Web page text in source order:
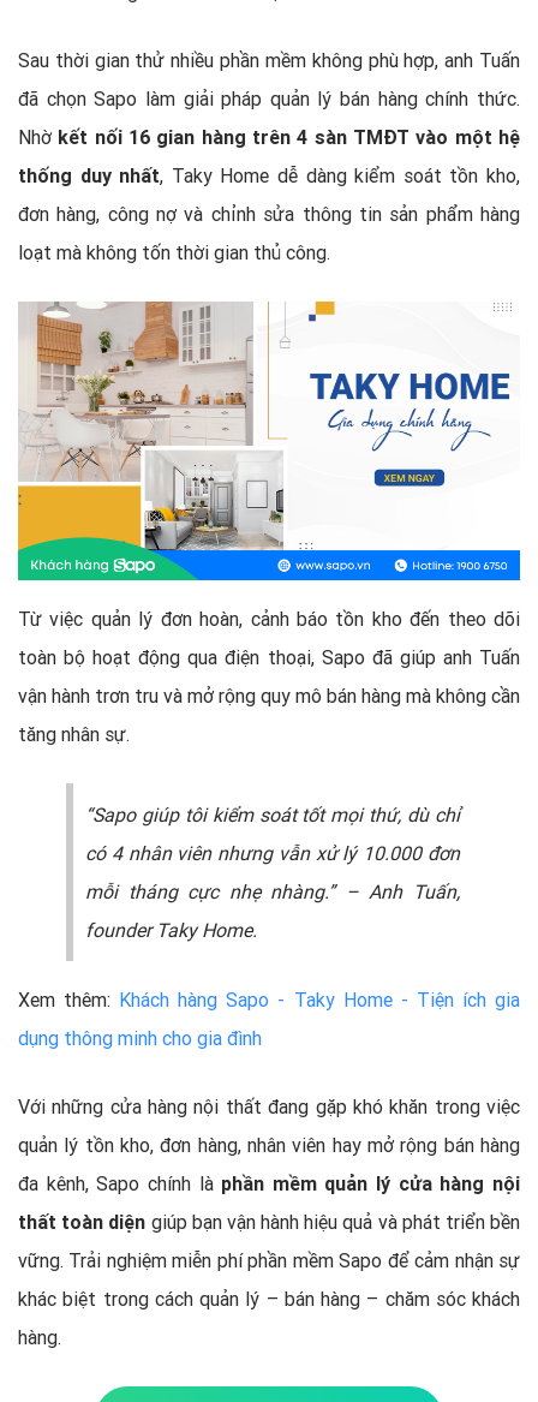
Sau thời gian thử nhiều phần mềm không phù hợp, anh Tuấn
đã chọn Sapo làm giải pháp quản lý bán hàng chính thức.
Nhờ kết nối 16 gian hàng trên 4 sàn TMĐT vào một hệ
thống duy nhất, Taky Home dễ dàng kiểm soát tồn kho,
đơn hàng, công nợ và chỉnh sửa thông tin sản phẩm hàng
loạt mà không tốn thời gian thủ công.
Từ việc quản lý đơn hoàn, cảnh báo tồn kho đến theo dõi
toàn bộ hoạt động qua điện thoại, Sapo đã giúp anh Tuấn
vận hành trơn tru và mở rộng quy mô bán hàng mà không cần
tăng nhân sự.
“Sapo giúp tôi kiểm soát tốt mọi thứ, dù chỉ
có 4 nhân viên nhưng vẫn xử lý 10.000 đơn
mỗi tháng cực nhẹ nhàng.” – Anh Tuấn,
founder Taky Home.
Xem thêm: Khách hàng Sapo - Taky Home - Tiện ích gia
dụng thông minh cho gia đình
Với những cửa hàng nội thất đang gặp khó khăn trong việc
quản lý tồn kho, đơn hàng, nhân viên hay mở rộng bán hàng
đa kênh, Sapo chính là phần mềm quản lý cửa hàng nội
thất toàn diện giúp bạn vận hành hiệu quả và phát triển bền
vững. Trải nghiệm miễn phí phần mềm Sapo để cảm nhận sự
khác biệt trong cách quản lý – bán hàng – chăm sóc khách
hàng.